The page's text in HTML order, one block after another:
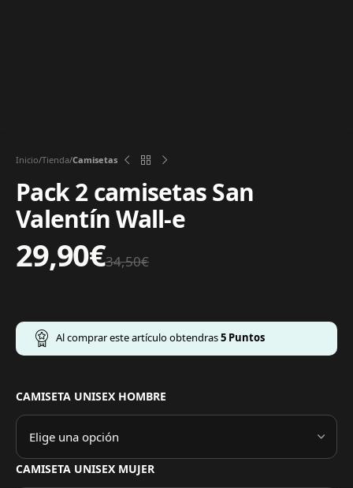
Inicio Tienda Camisetas
Pack 2 camisetas San
Valentín Wall-e
34,50€
29,90€
Al comprar este artículo obtendras5 Puntos
CAMISETA UNISEX HOMBRE
CAMISETA UNISEX MUJER